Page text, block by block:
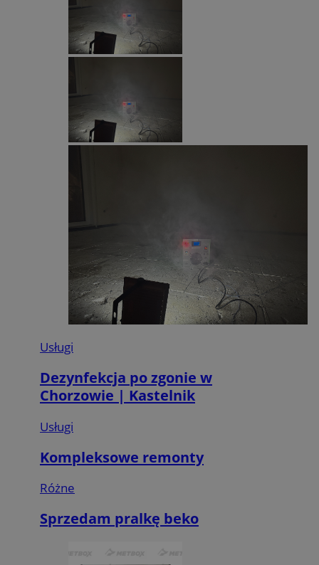
Usługi
Dezynfekcja po zgonie w
Chorzowie | Kastelnik
Usługi
Kompleksowe remonty
Różne
Sprzedam pralkę beko